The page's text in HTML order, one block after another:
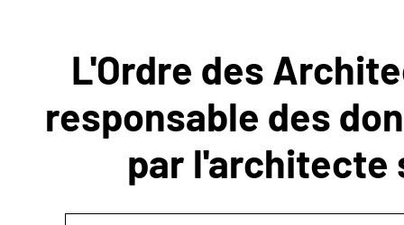
L'Ordre des
responsable des
par l'architecte